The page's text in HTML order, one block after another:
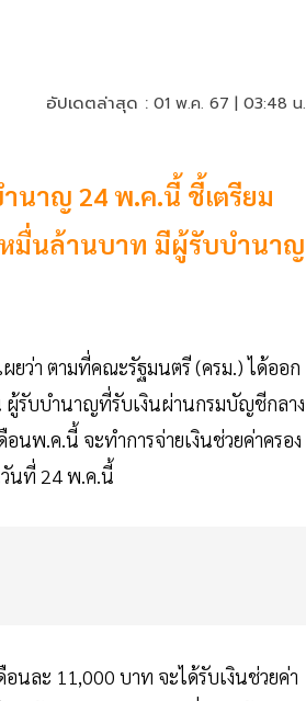
อัปเดตล่าสุด : 01 พ.ค. 67 | 03:48 น.
นาญ 24 พ.ค.นี้ ชี้เตรียม
หมื่นล้านบาท มีผู้รับบำนาญ
ผยว่า ตามที่คณะรัฐมนตรี (ครม.) ได้ออก
รับบำนาญที่รับเงินผ่านกรมบัญชีกลาง
นพ.ค.นี้ จะทำการจ่ายเงินช่วยค่าครอง
นที่ 24 พ.ค.นี้
นละ 11,000 บาท จะได้รับเงินช่วยค่า